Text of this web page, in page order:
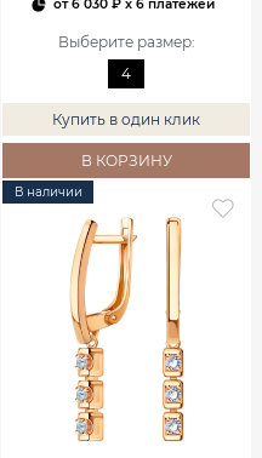
от6 030 ₽x 6 платежей
Выберите размер:
4
Купить в один клик
В КОРЗИНУ
В наличии